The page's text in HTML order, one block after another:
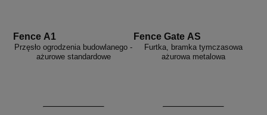
Fence A1
Przęsło ogrodzenia budowlanego -
ażurowe standardowe
Fence Gate AS
Furtka, bramka tymczasowa
ażurowa metalowa